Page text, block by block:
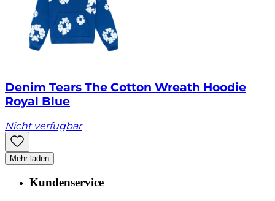
Denim Tears The Cotton Wreath Hoodie
Royal Blue
Nicht verfügbar
Mehr laden
Kundenservice